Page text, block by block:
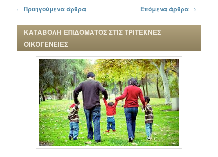
Πλοήγηση στα άρθρα
← Προηγούμενα άρθρα Επόμενα άρθρα →
ΚΑΤΑΒΟΛΗ ΕΠΙΔΟΜΑΤΟΣ ΣΤΙΣ ΤΡΙΤΕΚΝΕΣ
ΟΙΚΟΓΕΝΕΙΕΣ